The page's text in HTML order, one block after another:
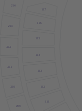
111
112
113
114
115
116
117
209
210
211
212
213
214